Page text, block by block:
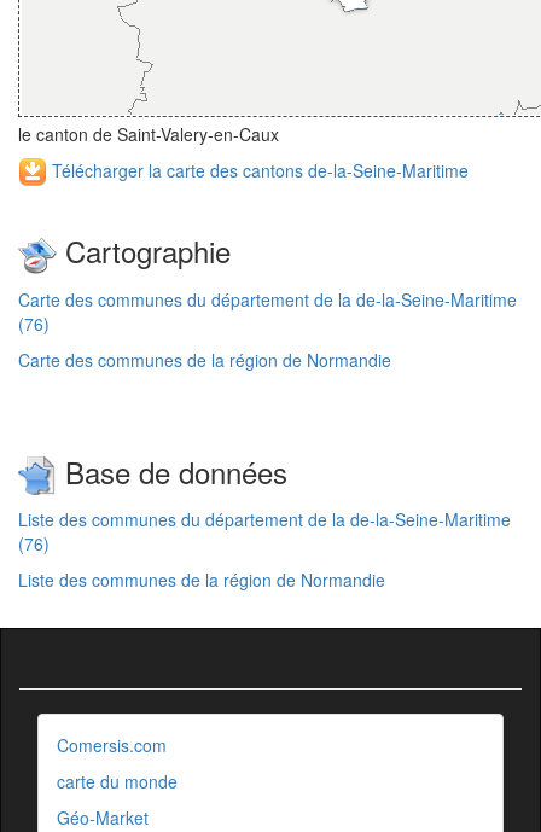
le canton de Saint-Valery-en-Caux
Télécharger la carte des cantons de-la-Seine-Maritime
Cartographie
Carte des communes du département de la de-la-Seine-Maritime
(76)
Carte des communes de la région de Normandie
Base de données
Liste des communes du département de la de-la-Seine-Maritime
(76)
Liste des communes de la région de Normandie
Comersis.com
carte du monde
Géo-Market